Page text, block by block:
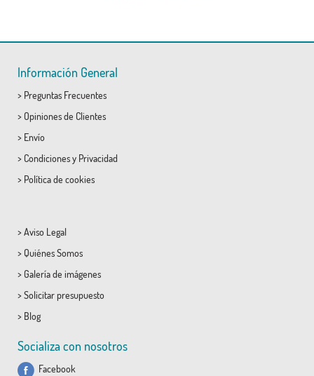
Información General
> Preguntas Frecuentes
> Opiniones de Clientes
> Envío
> Condicionesy Privacidad
> Política de cookies
> Aviso Legal
> Quiénes Somos
> Galería de imágenes
> Solicitar presupuesto
> Blog
Socializa con nosotros
Facebook